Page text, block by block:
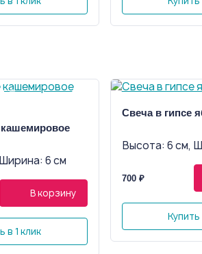
6 см
В корзину
в 1 клик
Свеча в гипсе
Высота: 6 см,
700 ₽
Купить